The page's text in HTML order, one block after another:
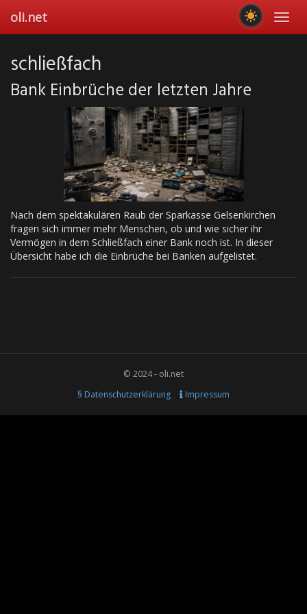
main
oli.net
schließfach
Bank Einbrüche der letzten Jahre
Nach dem spektakulären Raub der Sparkasse Gelsenkirchen
fragen sich immer mehr Menschen, ob und wie sicher ihr
Vermögen in dem Schließfach einer Bank noch ist. In dieser
Übersicht habe ich die Einbrüche bei Banken aufgelistet.
© 2024 - oli.net
§ Datenschutzerklärung
Impressum